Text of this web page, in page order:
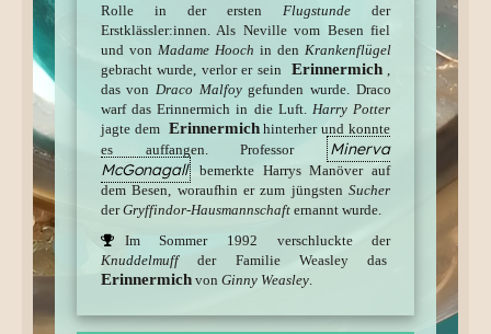
Rolle in der ersten Flugstunde der
Erstklässler:innen. Als Neville vom Besen fiel
und von Madame Hooch in den Krankenflügel
gebracht wurde, verlor er sein Erinnermich,
das von Draco Malfoygefunden wurde. Draco
warf das Erinnermich in die Luft. Harry Potter
jagte dem Erinnermichhinterher und konnte
es auffangen. Professor Minerva
McGonagall bemerkte Harrys Manöver auf
dem Besen, woraufhin er zum jüngstenSucher
derGryffindor-Hausmannschafternannt wurde.
Im Sommer 1992 verschluckte der
Knuddelmuffder Familie Weasley das
Erinnermichvon Ginny Weasley.